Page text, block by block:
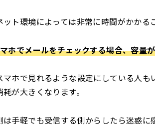
ト環境によっては非常に時間がかかる
ホでメールをチェックする場合、容量
マホで見れるような設定にしている人
が大きくなります。
は手軽でも受信する側からしたら迷惑